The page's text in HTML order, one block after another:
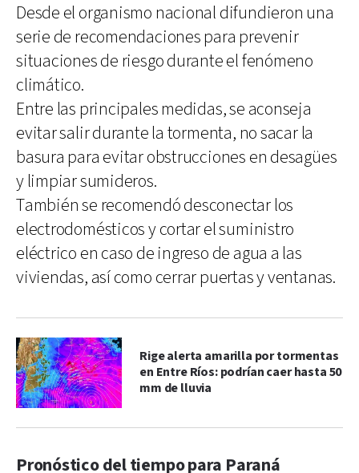
Desde el organismo nacional difundieron una
serie de recomendaciones para prevenir
situaciones de riesgo durante el fenómeno
climático.
Entre las principales medidas, se aconseja
evitar salir durante la tormenta, no sacar la
basura para evitar obstrucciones en desagües
y limpiar sumideros.
También se recomendó desconectar los
electrodomésticos y cortar el suministro
eléctrico en caso de ingreso de agua a las
viviendas, así como cerrar puertas y ventanas.
Rige alerta amarilla por tormentas
en Entre Ríos: podrían caer hasta 50
mm de lluvia
Pronóstico del tiempo para Paraná